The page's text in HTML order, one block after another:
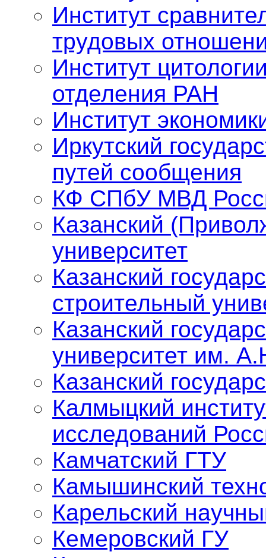
Институт
трудовых
Институт
отделения РАН
Институт
Иркутский
путей сообщения
КФ СПбУ МВД
Казанский
университет
Казанский
строительный
Казанский
университет им.
Казанский
Калмыцкий
исследований
Камчатский ГТУ
Камышинский
Карельский
Кемеровский ГУ